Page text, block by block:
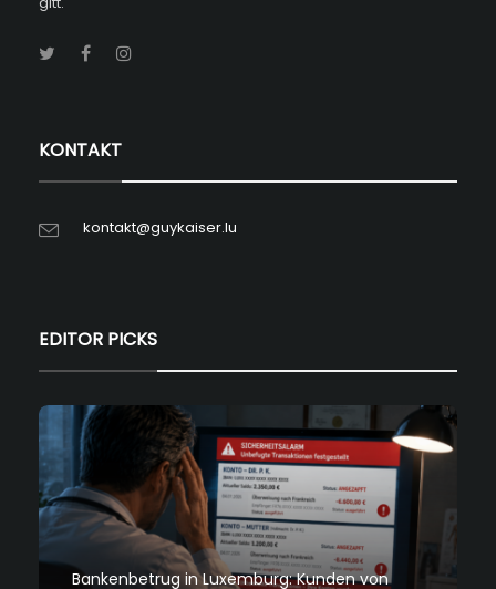
KONTAKT
kontakt@guykaiser.lu
EDITOR PICKS
Bankenbetrug in Luxemburg: Kunden von